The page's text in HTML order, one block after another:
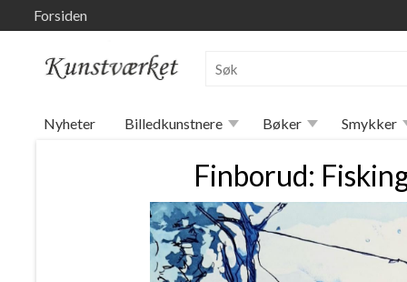
Forsiden
Nyheter Billedkunstnere Bøker Smykker
Finborud: